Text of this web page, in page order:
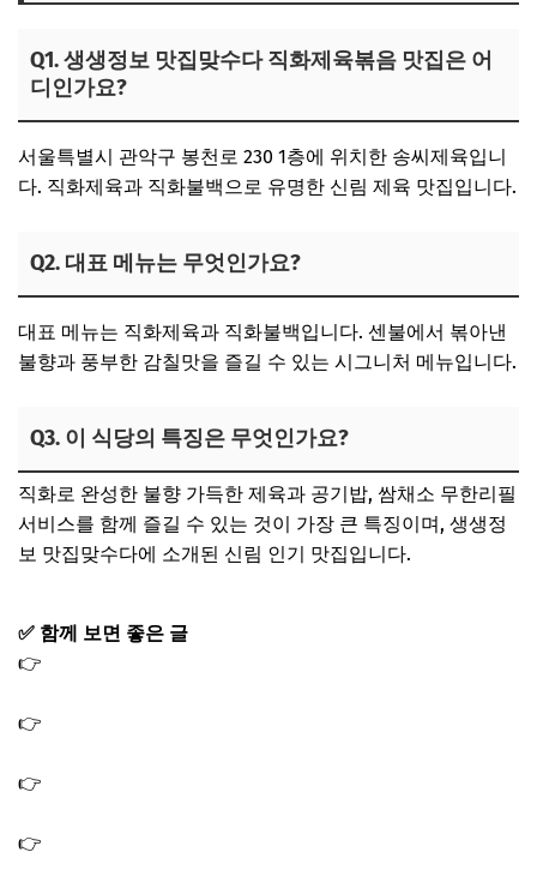
Q1. 생생정보 맛집맞수다 직화제육볶음 맛집은 어
디인가요?
서울특별시 관악구 봉천로 230 1층에 위치한 송씨제육입니
다. 직화제육과 직화불백으로 유명한 신림 제육 맛집입니다.
Q2. 대표 메뉴는 무엇인가요?
대표 메뉴는 직화제육과 직화불백입니다. 센불에서 볶아낸
불향과 풍부한 감칠맛을 즐길 수 있는 시그니처 메뉴입니다.
Q3. 이 식당의 특징은 무엇인가요?
직화로 완성한 불향 가득한 제육과 공기밥, 쌈채소 무한리필
서비스를 함께 즐길 수 있는 것이 가장 큰 특징이며, 생생정
보 맛집맞수다에 소개된 신림 인기 맛집입니다.
✅ 함께 보면 좋은 글
👉
👉
👉
👉